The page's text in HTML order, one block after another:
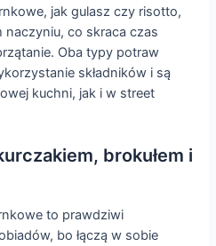
jak gulasz czy risotto,
co skraca czas
Oba typy potraw
składników i są
kuchni, jak i w street
brokułem i
to prawdziwi
bo łączą w sobie